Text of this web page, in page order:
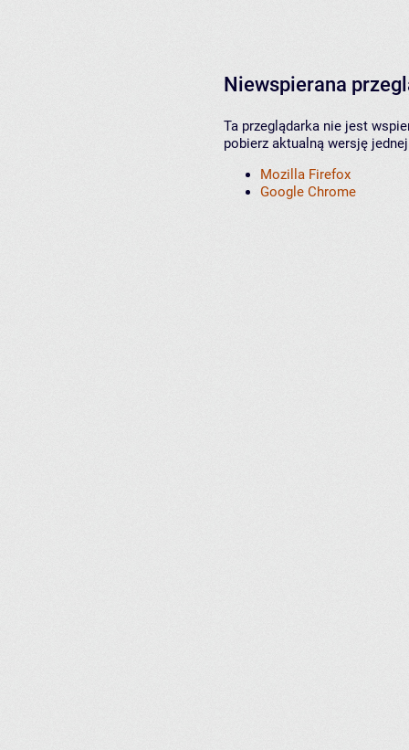
Niewspierana
Ta przeglądarka nie jest
pobierz aktualną wersję
Mozilla Firefox
Google Chrome